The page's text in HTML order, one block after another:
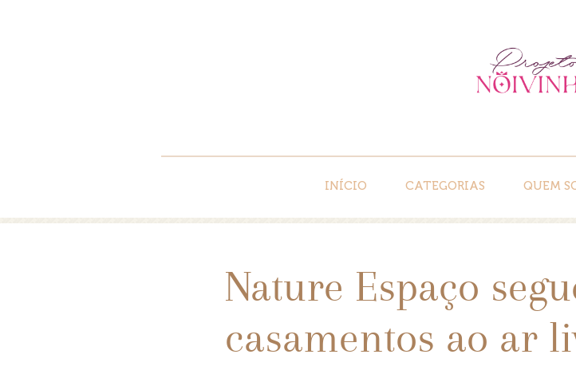
INÍCIO CATEGORIAS QUEM
Nature Espaço
casamentos ao ar